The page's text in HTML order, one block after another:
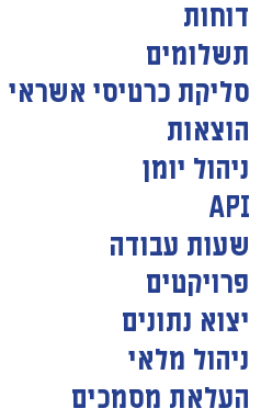
דוחות
תשלומים
סליקת כרטיסי אשראי
הוצאות
ניהול יומן
API
שעות עבודה
פרויקטים
יצוא נתונים
ניהול מלאי
העלאת מסמכים